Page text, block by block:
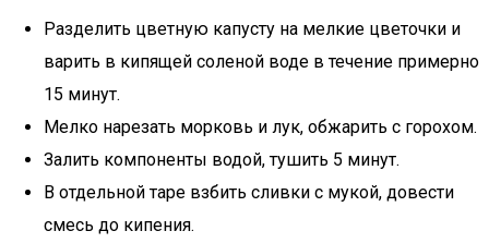
Разделить цветную капусту на мелкие цветочки и
варить в кипящей соленой воде в течение примерно
15 минут.
Мелко нарезать морковь и лук, обжарить с горохом.
Залить компоненты водой, тушить 5 минут.
В отдельной таре взбить сливки с мукой, довести
смесь до кипения.